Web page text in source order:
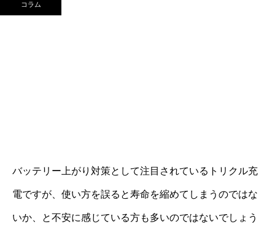
コラム
バッテリー上がり対策として注目されているトリクル充
電ですが、使い方を誤ると寿命を縮めてしまうのではな
いか、と不安に感じている方も多いのではないでしょう